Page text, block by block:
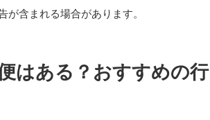
が含まれる場合があります。
はある？おすすめの